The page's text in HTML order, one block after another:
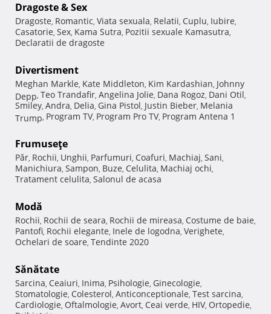
Dragoste & Sex
Dragoste, Romantic, Viata sexuala, Relatii, Cuplu, Iubire,
Casatorie, Sex, Kama Sutra, Pozitii sexuale Kamasutra,
Declaratii de dragoste
Divertisment
Meghan Markle, Kate Middleton, Kim Kardashian, Johnny
Depp, Teo Trandafir, Angelina Jolie, Dana Rogoz, Dani Otil,
Smiley, Andra, Delia, Gina Pistol, Justin Bieber, Melania
Trump, Program TV, Program Pro TV, Program Antena 1
Frumuseţe
Păr, Rochii, Unghii, Parfumuri, Coafuri, Machiaj, Sani,
Manichiura, Sampon, Buze, Celulita, Machiaj ochi,
Tratament celulita, Salonul de acasa
Modă
Rochii, Rochii de seara, Rochii de mireasa, Costume de baie,
Pantofi, Rochii elegante, Inele de logodna, Verighete,
Ochelari de soare, Tendinte 2020
Sănătate
Sarcina, Ceaiuri, Inima, Psihologie, Ginecologie,
Stomatologie, Colesterol, Anticonceptionale, Test sarcina,
Cardiologie, Oftalmologie, Avort, Ceai verde, HIV, Ortopedie,